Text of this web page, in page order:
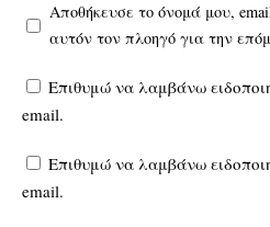
Αποθήκευσε το όνομά μου,
αυτόν τον πλοηγό για την
Επιθυμώ να λαμβάνω
email.
Επιθυμώ να λαμβάνω
email.